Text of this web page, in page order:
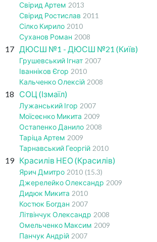
Свірид Артем 2013
Свірид Ростислав 2011
Сілко Кирило 2010
Суханов Роман 2008
17 ДЮСШ №1 - ДЮСШ №21 (Київ)
Грушевський Ігнат 2007
Іванніков Єгор 2010
Кальченко Олексій 2008
18 СОЦ (Ізмаїл)
Лужанський Ігор 2007
Моїсеєнко Микита 2009
Остапенко Данило 2008
Таріца Артем 2009
Тарнавський Георгій 2010
19 Красилів НЕО (Красилів)
Ярич Дмитро 2010 (15.3)
Джерелейко Олександр 2009
Дидюк Микита 2010
Костюк Богдан 2007
Літвінчук Олександр 2008
Омельченко Максим 2009
Панчук Андрій 2007